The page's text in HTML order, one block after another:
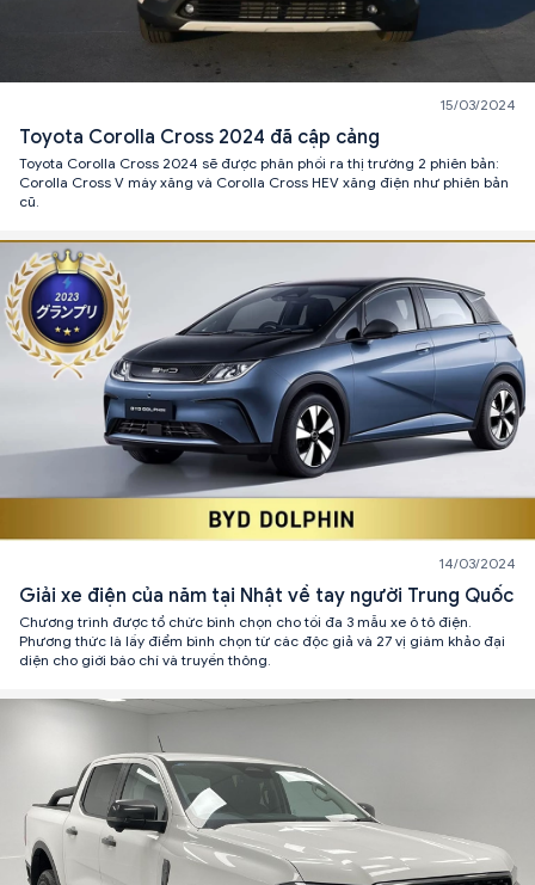
15/03/2024
Toyota Corolla Cross 2024 đã cập cảng
Toyota Corolla Cross 2024 sẽ được phân phối ra thị trường 2 phiên bản:
Corolla Cross V máy xăng và Corolla Cross HEV xăng điện như phiên bản
cũ.
14/03/2024
Giải xe điện của năm tại Nhật về tay người Trung Quốc
Chương trình được tổ chức bình chọn cho tối đa 3 mẫu xe ô tô điện.
Phương thức là lấy điểm bình chọn từ các độc giả và 27 vị giám khảo đại
diện cho giới báo chí và truyền thông.